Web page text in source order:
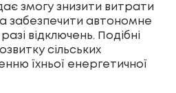
змогу знизити витрати
забезпечити автономне
відключень. Подібні
сільських
їхньої енергетичної